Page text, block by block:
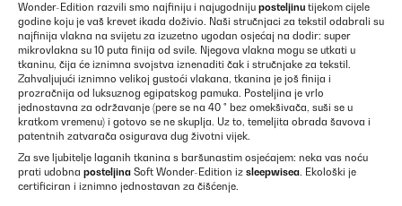
Wonder-Edition razvili smo najfiniju i najugodniju posteljinu tijekom cijele
godine koju je vaš krevet ikada doživio. Naši stručnjaci za tekstil odabrali su
najfinija vlakna na svijetu za izuzetno ugodan osjećaj na dodir: super
mikrovlakna su 10 puta finija od svile. Njegova vlakna mogu se utkati u
tkaninu, čija će iznimna svojstva iznenaditi čak i stručnjake za tekstil.
Zahvaljujući iznimno velikoj gustoći vlakana, tkanina je još finija i
prozračnija od luksuznog egipatskog pamuka. Posteljina je vrlo
jednostavna za održavanje (pere se na 40 ° bez omekšivača, suši se u
kratkom vremenu) i gotovo se ne skuplja. Uz to, temeljita obrada šavova i
patentnih zatvarača osigurava dug životni vijek.
Za sve ljubitelje laganih tkanina s baršunastim osjećajem: neka vas noću
prati udobna posteljina Soft Wonder-Edition iz sleepwisea. Ekološki je
certificiran i iznimno jednostavan za čišćenje.